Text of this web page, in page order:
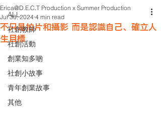
ALL
社創教師
社創活動
創業知多啲
社創小故事
青年創業故事
其他
不只是拍片和攝影 而是認識自己、確立人
生目標
Erica@D.E.C.T Production x Summer Production
Jul 30, 2024 4 min read